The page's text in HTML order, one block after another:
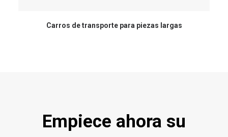
Carros de transporte para piezas largas
Empiece ahora su